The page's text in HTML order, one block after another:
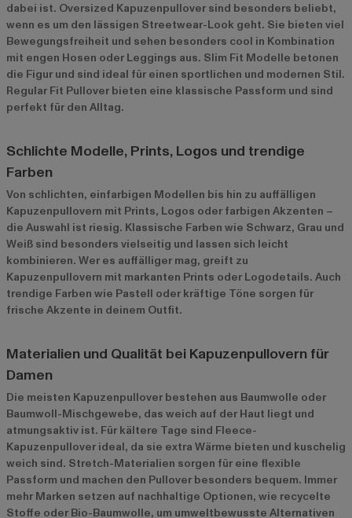
dabei ist. Oversized Kapuzenpullover sind besonders beliebt,
wenn es um den lässigen Streetwear-Look geht. Sie bieten viel
Bewegungsfreiheit und sehen besonders cool in Kombination
mit engen Hosen oder Leggings aus. Slim Fit Modelle betonen
die Figur und sind ideal für einen sportlichen und modernen Stil.
Regular Fit Pullover bieten eine klassische Passform und sind
perfekt für den Alltag.
Schlichte Modelle, Prints, Logos und trendige
Farben
Von schlichten, einfarbigen Modellen bis hin zu auffälligen
Kapuzenpullovern mit Prints, Logos oder farbigen Akzenten –
die Auswahl ist riesig. Klassische Farben wie Schwarz, Grau und
Weiß sind besonders vielseitig und lassen sich leicht
kombinieren. Wer es auffälliger mag, greift zu
Kapuzenpullovern mit markanten Prints oder Logodetails. Auch
trendige Farben wie Pastell oder kräftige Töne sorgen für
frische Akzente in deinem Outfit.
Materialien und Qualität bei Kapuzenpullovern für
Damen
Die meisten Kapuzenpullover bestehen aus Baumwolle oder
Baumwoll-Mischgewebe, das weich auf der Haut liegt und
atmungsaktiv ist. Für kältere Tage sind Fleece-
Kapuzenpullover ideal, da sie extra Wärme bieten und kuschelig
weich sind. Stretch-Materialien sorgen für eine flexible
Passform und machen den Pullover besonders bequem. Immer
mehr Marken setzen auf nachhaltige Optionen, wie recycelte
Stoffe oder Bio-Baumwolle, um umweltbewusste Alternativen